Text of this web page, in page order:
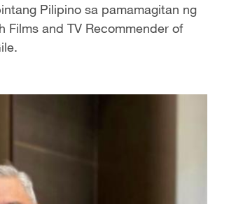
Pilipino sa pamamagitan ng
Films and TV Recommender of